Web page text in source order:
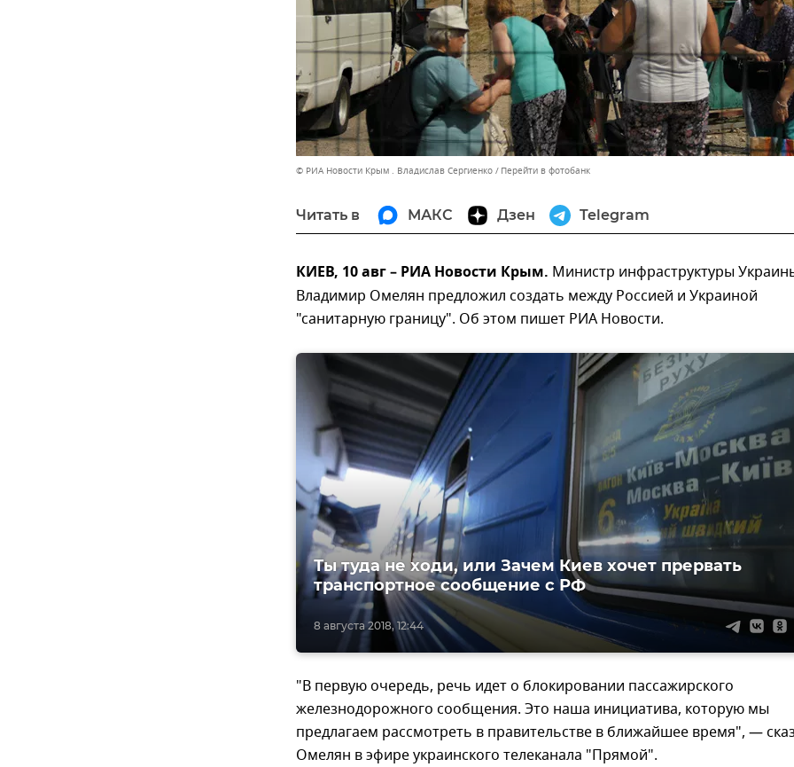
© РИА Новости Крым . Владислав Сергиенко Перейти в фотобанк
Читать в МАКС Дзен Telegram
КИЕВ, 10 авг – РИА Новости Крым. Министр инфраструктуры
Владимир Омелян предложил создать между Россией и Украиной
"санитарную границу". Об этом пишет РИА Новости.
8 августа 2018, 12:44
Ты туда не ходи, или Зачем Киев хочет прервать
транспортное сообщение с РФ
"В первую очередь, речь идет о блокировании пассажирского
железнодорожного сообщения. Это наша инициатива, которую мы
предлагаем рассмотреть в правительстве в ближайшее время", —
Омелян в эфире украинского телеканала "Прямой".